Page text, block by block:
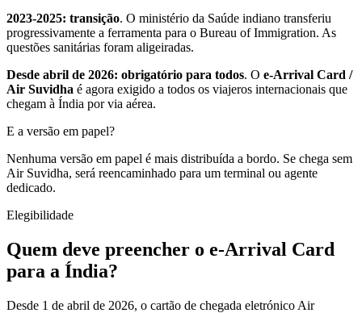
2023-2025: transição. O ministério da Saúde indiano transferiu
progressivamente a ferramenta para o Bureau of Immigration. As
questões sanitárias foram aligeiradas.
Desde abril de 2026: obrigatório para todos. O e-Arrival Card /
Air Suvidha é agora exigido a todos os viajeros internacionais que
chegam à Índia por via aérea.
E a versão em papel?
Nenhuma versão em papel é mais distribuída a bordo. Se chega sem
Air Suvidha, será reencaminhado para um terminal ou agente
dedicado.
Elegibilidade
Quem deve preencher o e-Arrival Card
para a Índia?
Desde 1 de abril de 2026, o cartão de chegada eletrónico Air